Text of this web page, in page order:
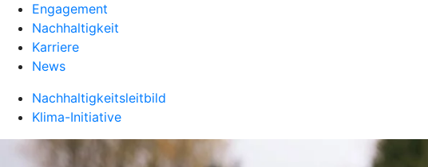
Engagement
Nachhaltigkeit
Karriere
News
Nachhaltigkeitsleitbild
Klima-Initiative